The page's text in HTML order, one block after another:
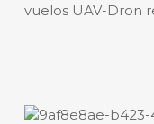
vuelos UAV-Dron